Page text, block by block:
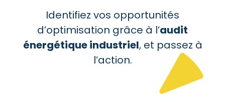
Identifiez vos opportunités
d’optimisation grâce à l’audit
énergétique industriel, et passez à
l’action.